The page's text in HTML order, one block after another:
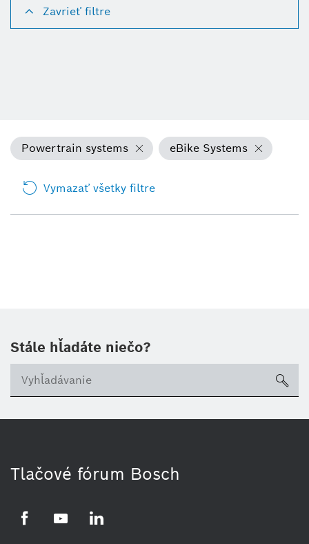
Zavrieť filtre
Powertrain systems eBike Systems
Vymazať všetky filtre
Stále hľadáte niečo?
Tlačové fórum Bosch